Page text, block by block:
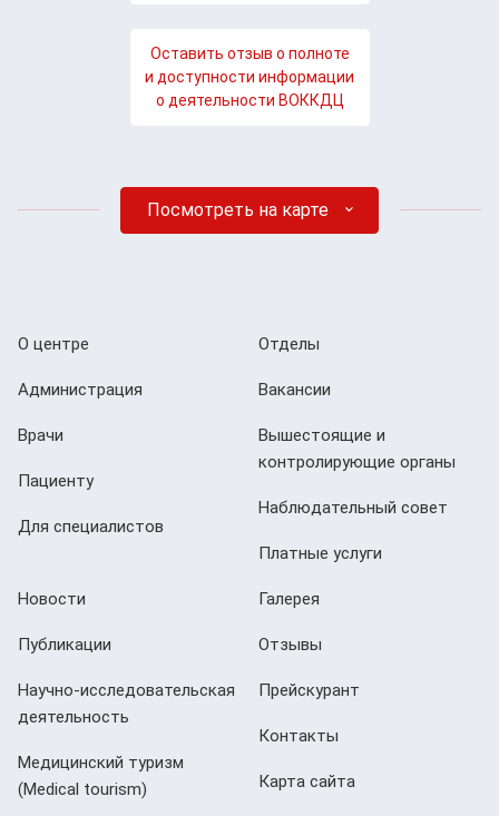
Оставить отзыв о полноте
и доступности информации
о деятельности ВОККДЦ
Посмотреть на карте
О центре
Администрация
Врачи
Пациенту
Для специалистов
Отделы
Вакансии
Вышестоящие и
контролирующие органы
Наблюдательный совет
Платные услуги
Новости
Публикации
Научно-исследовательская
деятельность
Медицинский туризм
(Мedical tourism)
Галерея
Отзывы
Прейскурант
Контакты
Карта сайта